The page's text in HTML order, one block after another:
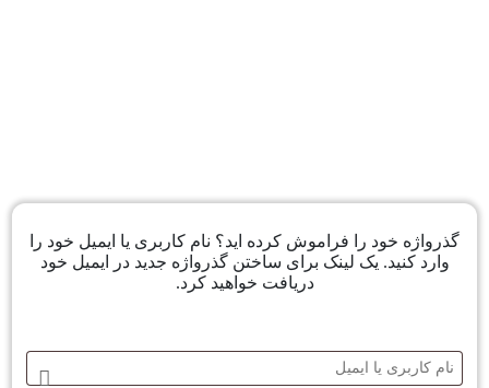
گذرواژه خود را فراموش کرده اید؟ نام کاربری یا ایمیل خود را
وارد کنید. یک لینک برای ساختن گذرواژه جدید در ایمیل خود
دریافت خواهید کرد.